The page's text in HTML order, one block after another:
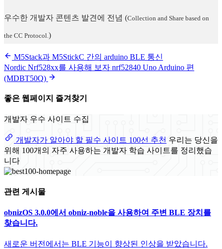
우수한 개발자 콘텐츠 발견에 전념 (Collection and Share based on
the CC Protocol. )
M5Stack과 M5StickC 간의 arduino BLE 통신
Nordic Nrf528xx를 사용해 보자 nrf52840 Uno Arduino 편
(MDBT50Q)
좋은 웹페이지 즐겨찾기
개발자 우수 사이트 수집
개발자가 알아야 할 필수 사이트 100선 추천 우리는 당신을
위해 100개의 자주 사용하는 개발자 학습 사이트를 정리했습
니다
관련 게시물
obnizOS 3.0.0에서 obniz-noble을 사용하여 주변 BLE 장치를
찾습니다.
새로운 버전에서는 BLE 기능이 향상된 인상을 받았습니다.